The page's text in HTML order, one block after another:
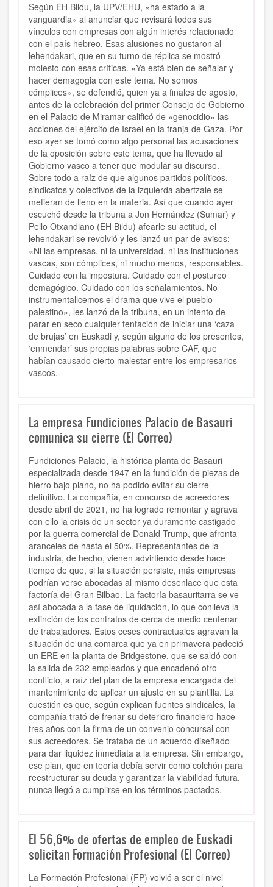
Según EH Bildu, la UPV/EHU, «ha estado a la
vanguardia» al anunciar que revisará todos sus
vínculos con empresas con algún interés relacionado
con el país hebreo. Esas alusiones no gustaron al
lehendakari, que en su turno de réplica se mostró
molesto con esas críticas. «Ya está bien de señalar y
hacer demagogia con este tema. No somos
cómplices», se defendió, quien ya a finales de agosto,
antes de la celebración del primer Consejo de Gobierno
en el Palacio de Miramar calificó de «genocidio» las
acciones del ejército de Israel en la franja de Gaza. Por
eso ayer se tomó como algo personal las acusaciones
de la oposición sobre este tema, que ha llevado al
Gobierno vasco a tener que modular su discurso.
Sobre todo a raíz de que algunos partidos políticos,
sindicatos y colectivos de la izquierda abertzale se
metieran de lleno en la materia. Así que cuando ayer
escuchó desde la tribuna a Jon Hernández (Sumar) y
Pello Otxandiano (EH Bildu) afearle su actitud, el
lehendakari se revolvió y les lanzó un par de avisos:
«Ni las empresas, ni la universidad, ni las instituciones
vascas, son cómplices, ni mucho menos, responsables.
Cuidado con la impostura. Cuidado con el postureo
demagógico. Cuidado con los señalamientos. No
instrumentalicemos el drama que vive el pueblo
palestino», les lanzó de la tribuna, en un intento de
parar en seco cualquier tentación de iniciar una ‘caza
de brujas’ en Euskadi y, según alguno de los presentes,
‘enmendar’ sus propias palabras sobre CAF, que
habían causado cierto malestar entre los empresarios
vascos.
La empresa Fundiciones Palacio de Basauri
comunica su cierre (El Correo)
Fundiciones Palacio, la histórica planta de Basauri
especializada desde 1947 en la fundición de piezas de
hierro bajo plano, no ha podido evitar su cierre
definitivo. La compañía, en concurso de acreedores
desde abril de 2021, no ha logrado remontar y agrava
con ello la crisis de un sector ya duramente castigado
por la guerra comercial de Donald Trump, que afronta
aranceles de hasta el 50%. Representantes de la
industria, de hecho, vienen advirtiendo desde hace
tiempo de que, si la situación persiste, más empresas
podrían verse abocadas al mismo desenlace que esta
factoría del Gran Bilbao. La factoría basauritarra se ve
así abocada a la fase de liquidación, lo que conlleva la
extinción de los contratos de cerca de medio centenar
de trabajadores. Estos ceses contractuales agravan la
situación de una comarca que ya en primavera padeció
un ERE en la planta de Bridgestone, que se saldó con
la salida de 232 empleados y que encadenó otro
conflicto, a raíz del plan de la empresa encargada del
mantenimiento de aplicar un ajuste en su plantilla. La
cuestión es que, según explican fuentes sindicales, la
compañía trató de frenar su deterioro financiero hace
tres años con la firma de un convenio concursal con
sus acreedores. Se trataba de un acuerdo diseñado
para dar liquidez inmediata a la empresa. Sin embargo,
ese plan, que en teoría debía servir como colchón para
reestructurar su deuda y garantizar la viabilidad futura,
nunca llegó a cumplirse en los términos pactados.
El 56,6% de ofertas de empleo de Euskadi
solicitan Formación Profesional (El Correo)
La Formación Profesional (FP) volvió a ser el nivel